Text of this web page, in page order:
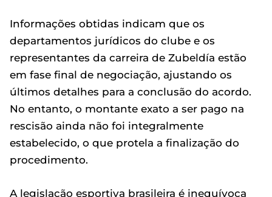
Informações obtidas indicam que os
departamentos jurídicos do clube e os
representantes da carreira de Zubeldía estão
em fase final de negociação, ajustando os
últimos detalhes para a conclusão do acordo.
No entanto, o montante exato a ser pago na
rescisão ainda não foi integralmente
estabelecido, o que protela a finalização do
procedimento.
A legislação esportiva brasileira é inequívoca